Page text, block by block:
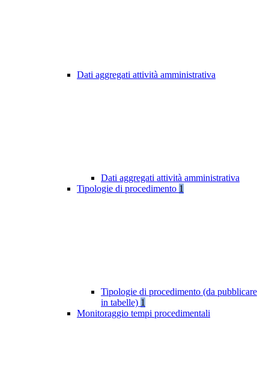
Dati aggregati attività amministrativa
Dati aggregati attività amministrativa
Tipologie di procedimento 1
Tipologie di procedimento (da pubblicare
in tabelle) 1
Monitoraggio tempi procedimentali